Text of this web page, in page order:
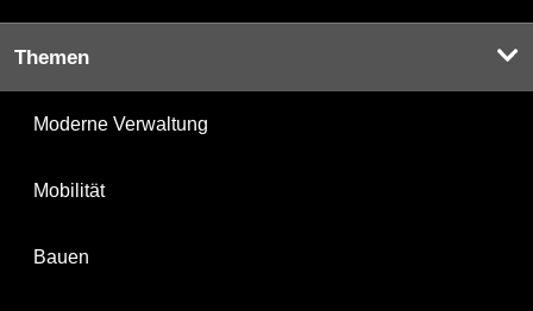
Themen
Moderne Verwaltung
Mobilität
Bauen